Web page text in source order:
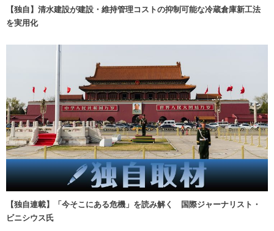
【独自】清水建設が建設・維持管理コストの抑制可能な冷蔵倉庫新工法
を実用化
【独自連載】「今そこにある危機」を読み解く 国際ジャーナリスト・
ビニシウス氏